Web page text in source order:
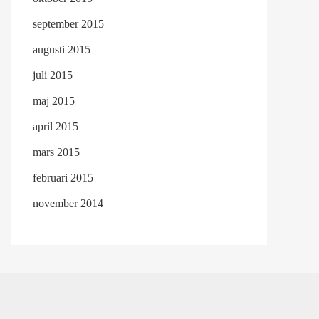
september 2015
augusti 2015
juli 2015
maj 2015
april 2015
mars 2015
februari 2015
november 2014